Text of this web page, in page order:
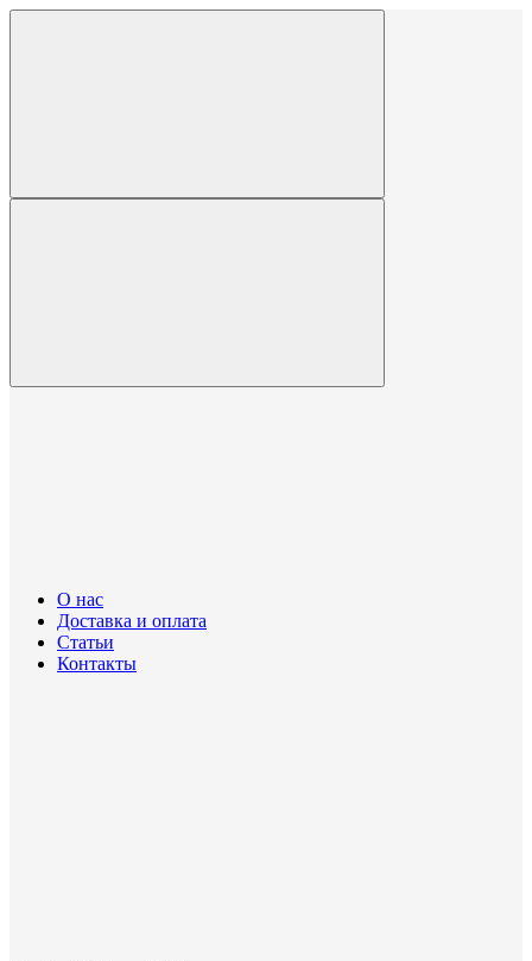
О нас
Доставка и оплата
Статьи
Контакты